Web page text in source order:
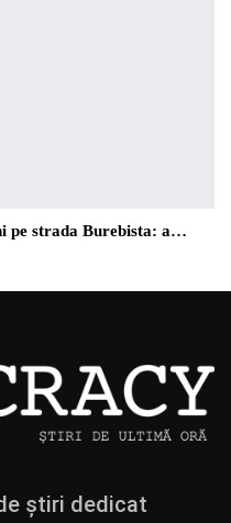
pe strada Burebista: a…
știri dedicat